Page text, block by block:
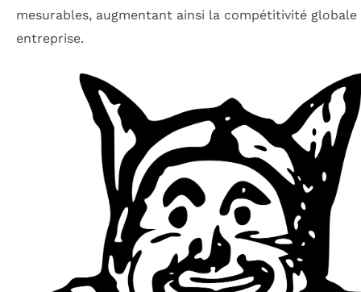
mesurables, augmentant ainsi la compétitivité
entreprise.